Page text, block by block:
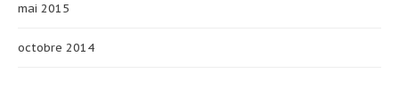
mai 2015
octobre 2014